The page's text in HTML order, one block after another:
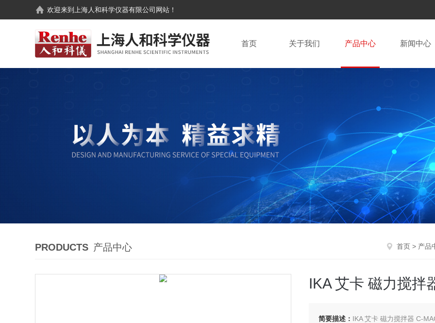
欢迎来到 上海人和科学仪器有限公司 网站！
首页 关于我们 产品中心 新闻中心
PRODUCTS 产品中心 首页 > 产品
IKA 艾卡 磁力搅拌
简要描述： IKA 艾卡 磁力搅拌器 C-